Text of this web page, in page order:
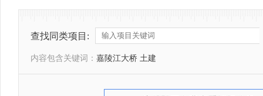
查找同类项目:
内容包含关键词： 嘉陵江大桥 土建